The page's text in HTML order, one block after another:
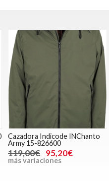
Cazadora Indicode INChanto
Army 15-826600
119,00€ 95,20€
más variaciones